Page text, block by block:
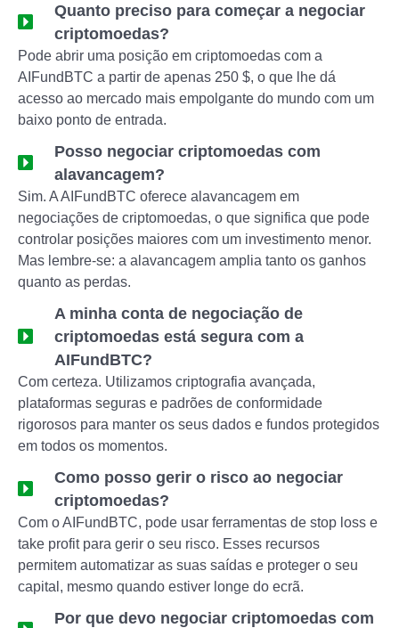
Quanto preciso para começar a negociar
criptomoedas?
Pode abrir uma posição em criptomoedas com a
AIFundBTC a partir de apenas 250 $, o que lhe dá
acesso ao mercado mais empolgante do mundo com um
baixo ponto de entrada.
Posso negociar criptomoedas com
alavancagem?
Sim. A AIFundBTC oferece alavancagem em
negociações de criptomoedas, o que significa que pode
controlar posições maiores com um investimento menor.
Mas lembre-se: a alavancagem amplia tanto os ganhos
quanto as perdas.
A minha conta de negociação de
criptomoedas está segura com a
AIFundBTC?
Com certeza. Utilizamos criptografia avançada,
plataformas seguras e padrões de conformidade
rigorosos para manter os seus dados e fundos protegidos
em todos os momentos.
Como posso gerir o risco ao negociar
criptomoedas?
Com o AIFundBTC, pode usar ferramentas de stop loss e
take profit para gerir o seu risco. Esses recursos
permitem automatizar as suas saídas e proteger o seu
capital, mesmo quando estiver longe do ecrã.
Por que devo negociar criptomoedas com